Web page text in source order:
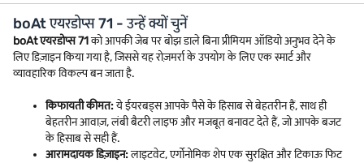
boAt एयरडोप्स 71 - उन्हें क्यों चुनें
boAt एयरडोप्स 71को आपकी जेब पर बोझ डाले बिना प्रीमियम ऑडियो अनुभव देने के
लिए डिज़ाइन किया गया है, जिससे यह रोज़मर्रा के उपयोग के लिए एक स्मार्ट और
व्यावहारिक विकल्प बन जाता है.
किफायती कीमत:ये ईयरबड्स आपके पैसे के हिसाब से बेहतरीन हैं, साथ ही
बेहतरीन आवाज़, लंबी बैटरी लाइफ और मजबूत बनावट देते हैं, जो आपके बजट
के हिसाब से सही हैं.
आरामदायक डिज़ाइन:लाइटवेट, एर्गोनोमिक शेप एक सुरक्षित और टिकाऊ फिट